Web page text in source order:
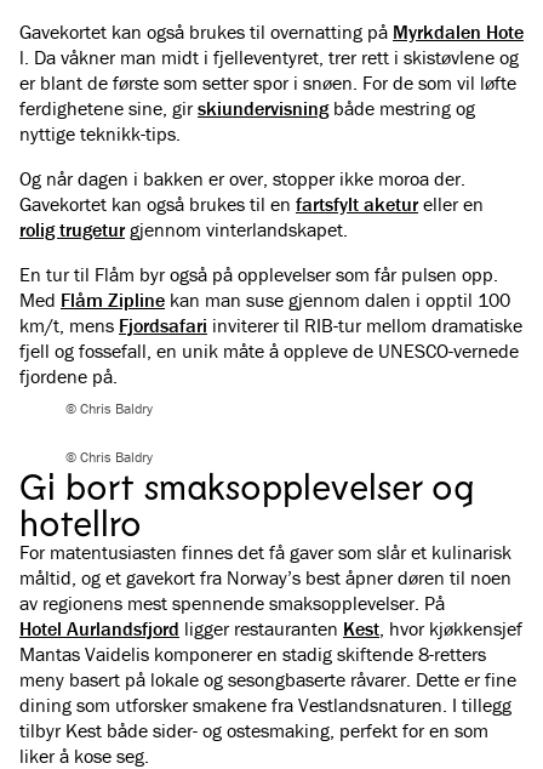
Gavekortet kan også brukes til overnatting på Myrkdalen Hote
l. Da våkner man midt i fjelleventyret, trer rett i skistøvlene og
er blant de første som setter spor i snøen. For de som vil løfte
ferdighetene sine, girskiundervisningbåde mestring og
nyttige teknikk-tips.
Og når dagen i bakken er over, stopper ikke moroa der.
Gavekortet kan også brukes til en fartsfylt aketureller en
rolig trugeturgjennom vinterlandskapet.
En tur til Flåm byr også på opplevelser som får pulsen opp.
Med Flåm Zipline kan man suse gjennom dalen i opptil 100
km/t, mens Fjordsafari inviterer til RIB-tur mellom dramatiske
fjell og fossefall, en unik måte å oppleve de UNESCO-vernede
fjordene på.
© Chris Baldry
© Chris Baldry
Gi bort smaksopplevelser og
hotellro
For matentusiasten finnes det få gaver som slår et kulinarisk
måltid, og et gavekort fra Norway’s best åpner døren til noen
av regionens mest spennende smaksopplevelser. På
Hotel Aurlandsfjord ligger restauranten Kest, hvor kjøkkensjef
Mantas Vaidelis komponerer en stadig skiftende 8-retters
meny basert på lokale og sesongbaserte råvarer. Dette er fine
dining som utforsker smakene fra Vestlandsnaturen. I tillegg
tilbyr Kest både sider- og ostesmaking, perfekt for en som
liker å kose seg.